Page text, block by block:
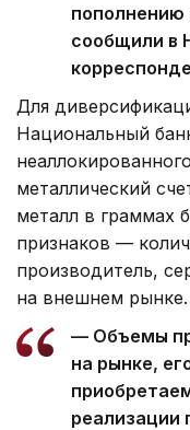
пополнению
сообщили в
Для
Национальный
металлический
металл в граммах
признаков —
производитель,
на внешнем рынке.
— Объемы
на рынке,
реализации